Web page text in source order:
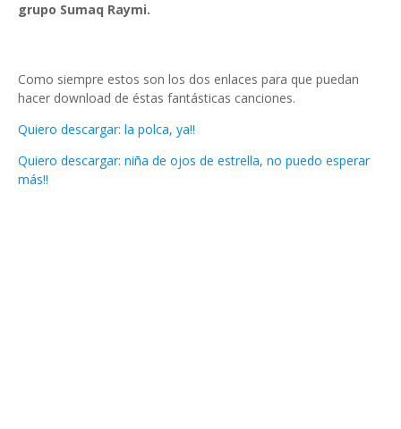
grupo Sumaq Raymi.
Como siempre estos son los dos enlaces para que puedan
hacer download de éstas fantásticas canciones.
Quiero descargar: la polca, ya!!
Quiero descargar: niña de ojos de estrella, no puedo esperar
más!!